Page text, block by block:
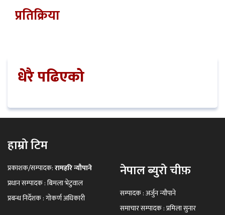
प्रतिक्रिया
धेरै पढिएको
हाम्रो टिम
प्रकाशक/सम्पादक:रामहरि न्यौपाने
प्रधान सम्पादक : बिमला भेटुवाल
प्रबन्ध निर्देशक : गोकर्ण अधिकारी
नेपाल ब्युरो चीफ़
सम्पादक : अर्जुन न्यौपाने
समाचार सम्पादक : प्रमिला सुनार